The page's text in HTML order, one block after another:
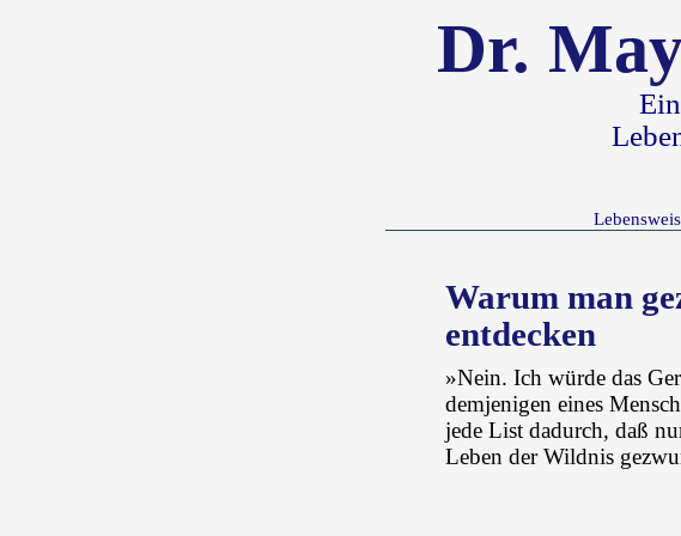
Dr.
Warum man
entdecken
»Nein. Ich würde das
demjenigen eines
jede List dadurch, daß
Leben der Wildnis